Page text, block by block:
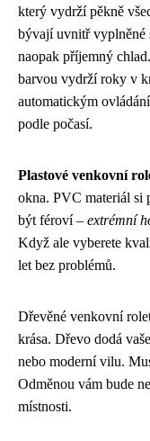
který vydrží pěkně
bývají uvnitř vyplněné
naopak příjemný
barvou vydrží roky v
automatickým
podle počasí.
Plastové venkovní
okna. PVC materiál si
být féroví – extrémní
Když ale vyberete
let bez problémů.
Dřevěné venkovní
krása. Dřevo dodá
nebo moderní vilu.
Odměnou vám bude
místnosti.